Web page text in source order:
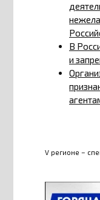
В
и
V регионе –